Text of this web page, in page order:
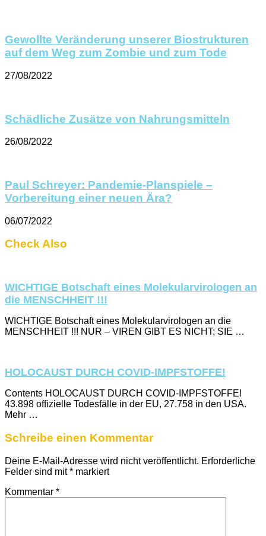
Gewollte Veränderung unserer Biostrukturen
auf dem Weg zum Zombie und zum Tode
27/08/2022
Schädliche Zusätze von Nahrungsmitteln
26/08/2022
Paul Schreyer: Pandemie-Planspiele –
Vorbereitung einer neuen Ära?
06/07/2022
Check Also
WICHTIGE Botschaft eines Molekularvirologen an
die MENSCHHEIT !!!
WICHTIGE Botschaft eines Molekularvirologen an die
MENSCHHEIT !!! NUR – VIREN GIBT ES NICHT; SIE …
HOLOCAUST DURCH COVID-IMPFSTOFFE!
Contents HOLOCAUST DURCH COVID-IMPFSTOFFE!
43.898 offizielle Todesfälle in der EU, 27.758 in den USA.
Mehr …
Schreibe einen Kommentar
Deine E-Mail-Adresse wird nicht veröffentlicht. Erforderliche
Felder sind mit* markiert
Kommentar *